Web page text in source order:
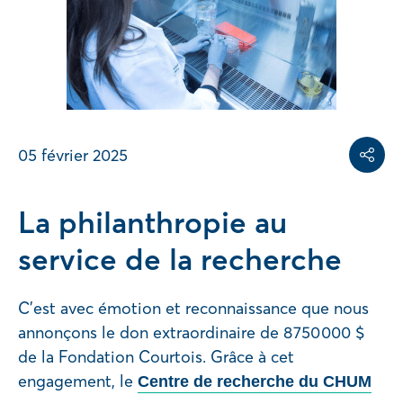
05 février 2025
La philanthropie au
service de la recherche
C’est avec émotion et reconnaissance que nous
annonçons le don extraordinaire de 8 750 000 $
de la Fondation Courtois. Grâce à cet
engagement, le Centre de recherche du CHUM